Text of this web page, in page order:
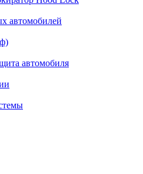
автомобилей
автомобиля